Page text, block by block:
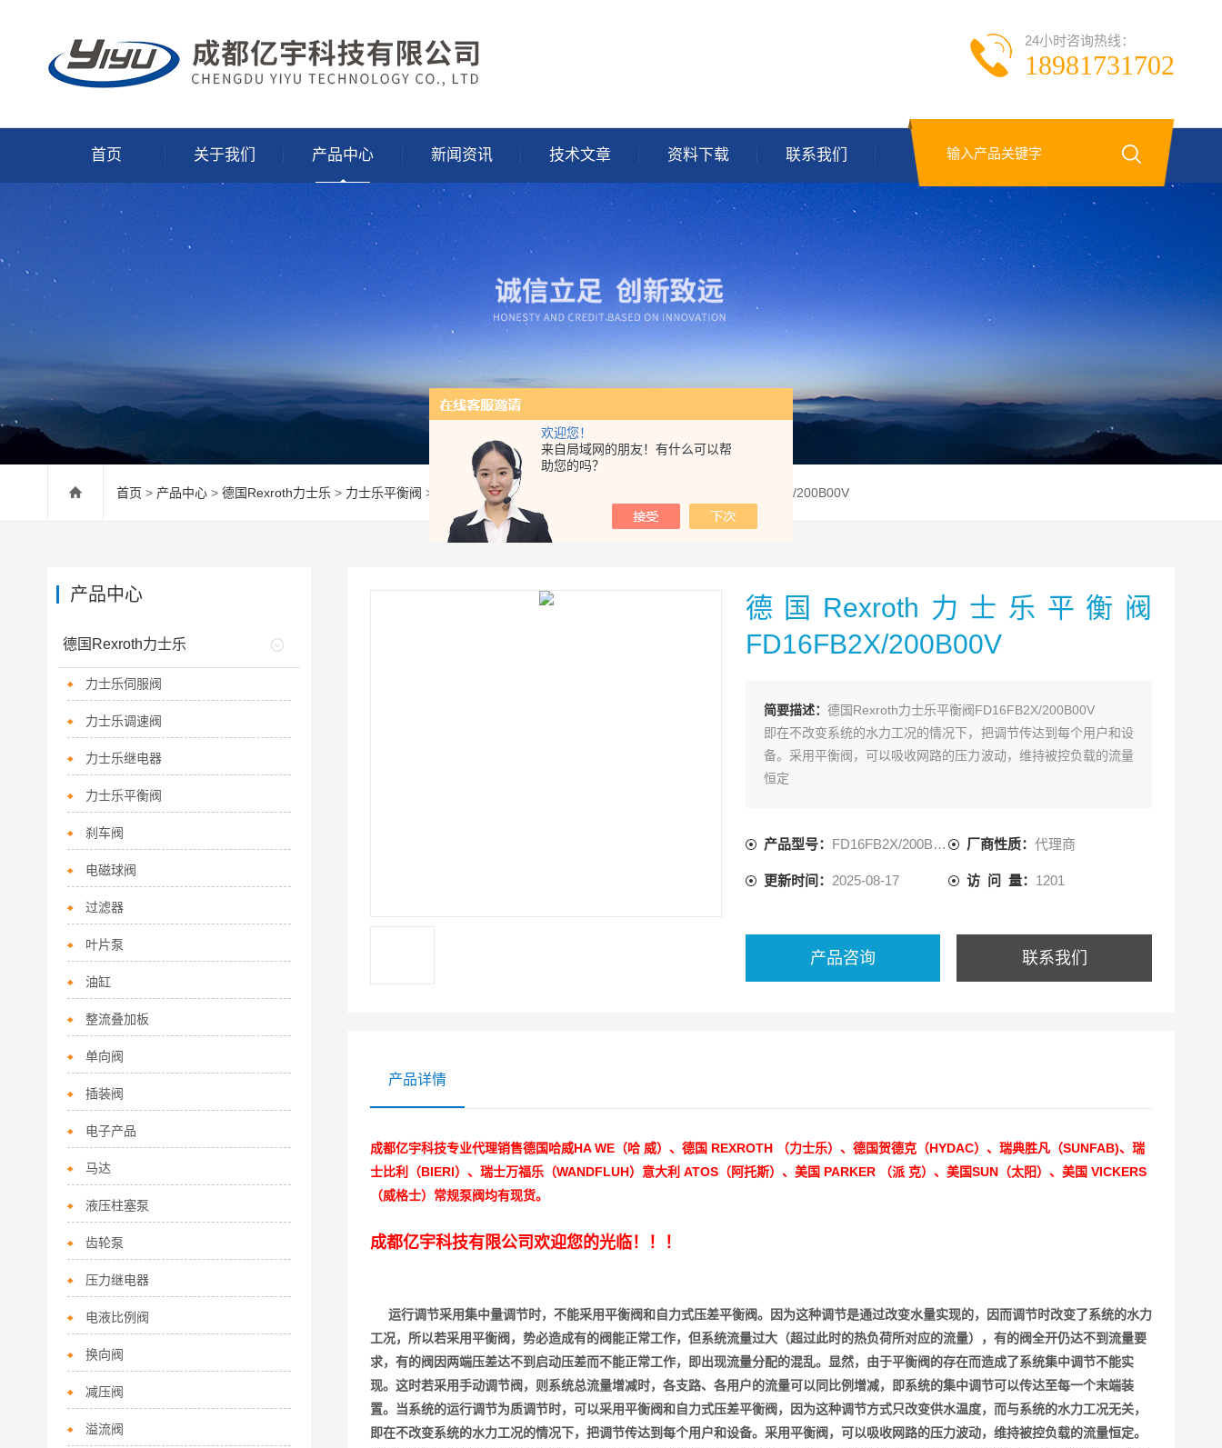
欢迎您！
来自局域网的朋友！有什么可以帮
助您的吗？
24小时咨询热线：
18981731702
首页 关于我们 产品中心 新闻资讯 技术文章 资料下载 联系我们
首页 > 产品中心 > 德国Rexroth力士乐 > 力士乐平衡阀 > FD16FB2X/200B00V-012德国Rexroth力士乐平衡阀FD16FB2X/200B00V
德国Rexroth力士乐平衡阀
FD16FB2X/200B00V
简要描述： 德国Rexroth力士乐平衡阀FD16FB2X/200B00V
即在不改变系统的水力工况的情况下，把调节传达到每个用户和设
备。采用平衡阀，可以吸收网路的压力波动，维持被控负载的流量
恒定
产品型号： FD16FB2X/200B00V-012 厂商性质：代理商
更新时间： 2025-08-17 访 问 量： 1201
产品咨询 联系我们
产品详情
成都亿宇科技专业代理销售德国哈威HA WE（哈 威）、德国 REXROTH （力士乐）、德国贺德克（HYDAC）、瑞典胜凡（SUNFAB)、瑞
士比利（BIERI）、瑞士万福乐（WANDFLUH）意大利 ATOS（阿托斯）、美国 PARKER （派 克）、美国SUN（太阳）、美国 VICKERS
（威格士）常规泵阀均有现货。
成都亿宇科技有限公司欢迎您的光临！！！
运行调节采用集中量调节时，不能采用平衡阀和自力式压差平衡阀。因为这种调节是通过改变水量实现的，因而调节时改变了系统的水力
工况，所以若采用平衡阀，势必造成有的阀能正常工作，但系统流量过大（超过此时的热负荷所对应的流量），有的阀全开仍达不到流量要
求，有的阀因两端压差达不到启动压差而不能正常工作，即出现流量分配的混乱。显然，由于平衡阀的存在而造成了系统集中调节不能实
现。这时若采用手动调节阀，则系统总流量增减时，各支路、各用户的流量可以同比例增减，即系统的集中调节可以传达至每一个末端装
置。当系统的运行调节为质调节时，可以采用平衡阀和自力式压差平衡阀，因为这种调节方式只改变供水温度，而与系统的水力工况无关，
即在不改变系统的水力工况的情况下，把调节传达到每个用户和设备。采用平衡阀，可以吸收网路的压力波动，维持被控负载的流量恒定。
产品中心
德国Rexroth力士乐
力士乐伺服阀
力士乐调速阀
力士乐继电器
力士乐平衡阀
刹车阀
电磁球阀
过滤器
叶片泵
油缸
整流叠加板
单向阀
插装阀
电子产品
马达
液压柱塞泵
齿轮泵
压力继电器
电液比例阀
换向阀
减压阀
溢流阀